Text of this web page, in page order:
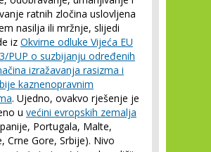
ratnih zločina uslovljena
nasilja ili mržnje, slijedi
iz Okvirne odluke Vijeća EU
PUP o suzbijanju određenih
izražavanja rasizma i
kaznenopravnim
. Ujedno, ovakvo rješenje je
u većini evropskih zemalja
Portugala, Malte,
Crne Gore, Srbije). Nivo